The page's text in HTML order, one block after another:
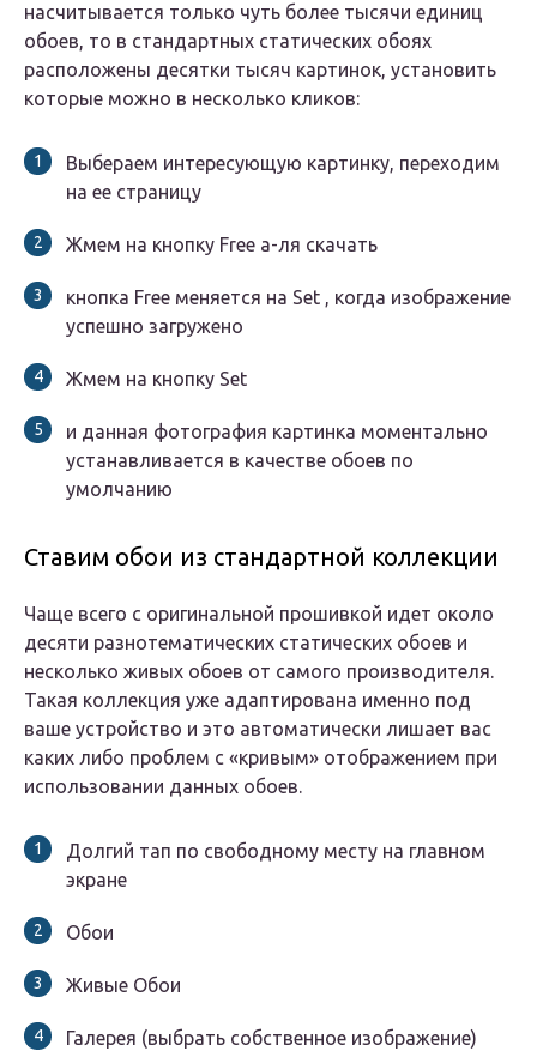
насчитывается только чуть более тысячи единиц
обоев, то в стандартных статических обоях
расположены десятки тысяч картинок, установить
которые можно в несколько кликов:
Выбераем интересующую картинку, переходим
на ее страницу
Жмем на кнопку Free а-ля cкачать
кнопка Free меняется на Set , когда изображение
успешно загружено
Жмем на кнопку Set
и данная фотография картинка моментально
устанавливается в качестве обоев по
умолчанию
Ставим обои из стандартной коллекции
Чаще всего с оригинальной прошивкой идет около
десяти разнотематических статических обоев и
несколько живых обоев от самого производителя.
Такая коллекция уже адаптирована именно под
ваше устройство и это автоматически лишает вас
каких либо проблем с «кривым» отображением при
использовании данных обоев.
Долгий тап по свободному месту на главном
экране
Обои
Живые Обои
Галерея (выбрать собственное изображение)